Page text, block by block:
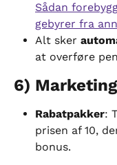
Sådan
gebyrer fra
Alt sker
at overføre
6)
Rabatpakker:
prisen af 10,
bonus.